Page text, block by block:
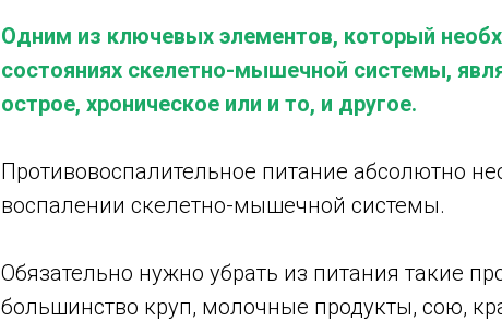
Одним из ключевых элементов, который
состояниях скелетно-мышечной системы,
острое, хроническое или и то, и другое.
Противовоспалительное питание абсолютно
воспалении скелетно-мышечной системы.
Обязательно нужно убрать из питания такие
большинство круп, молочные продукты, сою,